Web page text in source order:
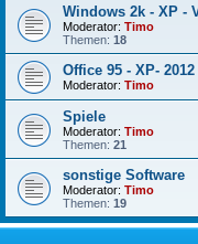
Windows 2k - XP -
Moderator: Timo
Themen: 18
Office 95 - XP- 2012
Moderator: Timo
Spiele
Moderator: Timo
Themen: 21
sonstige Software
Moderator: Timo
Themen: 19